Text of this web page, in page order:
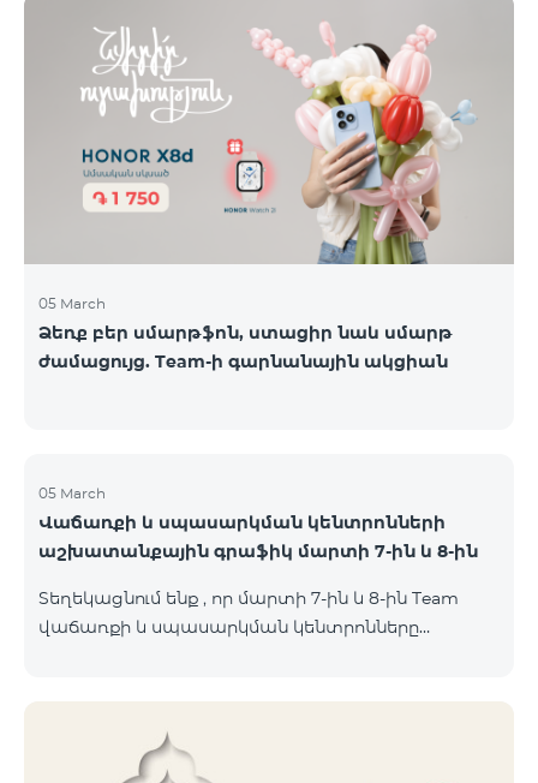
օպերատորների կողմից։ Ձայնային կապի և SMS
ծառայությունները շարունակում են գործել։
Իրադարձությունների վերաբերյալ լրացուցիչ
տեղեկատվություն կտրամադրվի իրավիճակի
փոփոխության դեպքում։ Շնորհակալություն
ըմբռնման համար։
05 March
Ձեռք բեր սմարթֆոն, ստացիր նաև սմարթ
ժամացույց. Team-ի գարնանային ակցիան
05 March
Վաճառքի և սպասարկման կենտրոնների
աշխատանքային գրաֆիկ մարտի 7-ին և 8-ին
Տեղեկացնում ենք , որ մարտի 7-ին և 8-ին Team
վաճառքի և սպասարկման կենտրոնները
գյուղ ՎևՍԿ հասցե "Տելեկոմ Արմենիա" ԲԲԸ
Աշխատանքային ժամեր Երկ-Ուրբ Շաբաթ-07․03